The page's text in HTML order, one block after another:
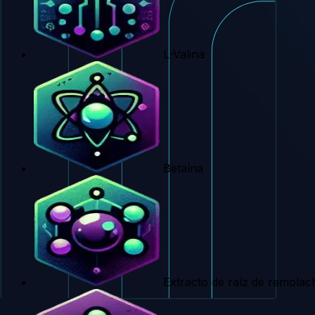
L-Valina
Betaína
Extracto de raíz de